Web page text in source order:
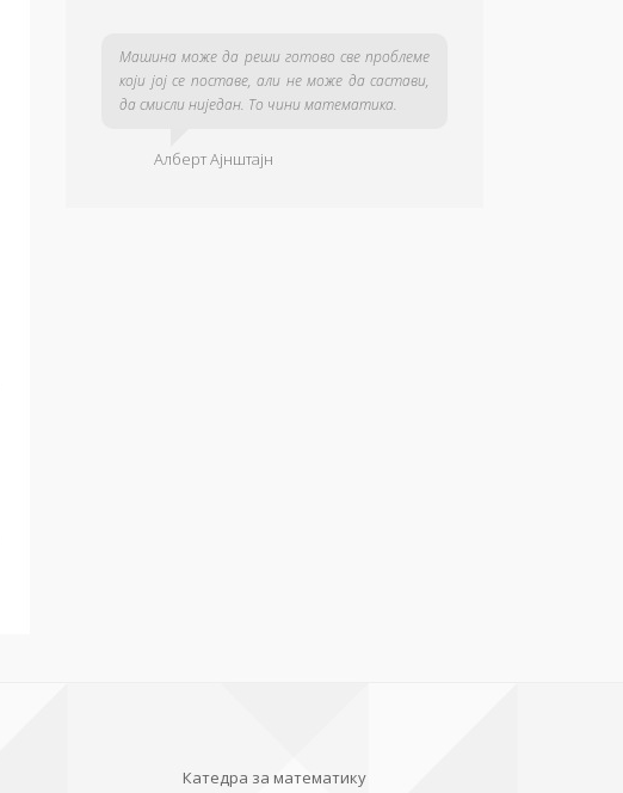
Машина може да реши готово све проблеме
који јој се поставе, али не може да састави,
да смисли ниједан. То чини математика.
Алберт Ајнштајн
Катедра за математику